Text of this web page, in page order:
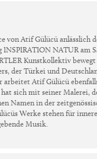
von Atif Gülücü anlässlich
NATUR am
Kunstkollektiv
der Türkei und
arbeitet Atif Gülücü
sich mit seiner Malerei,
Namen in der
Werke stehen für
Musik.